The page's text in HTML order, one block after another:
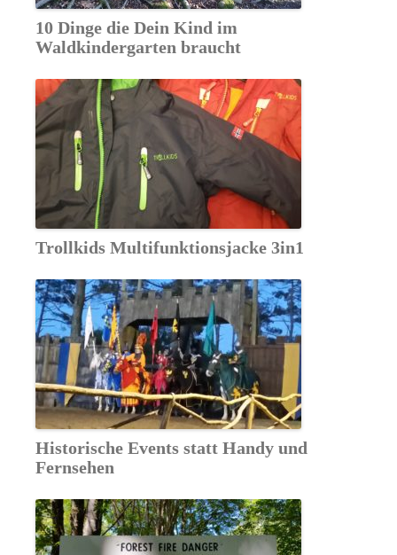
10 Dinge die Dein Kind im
Waldkindergarten braucht
Trollkids Multifunktionsjacke 3in1
Historische Events statt Handy und
Fernsehen